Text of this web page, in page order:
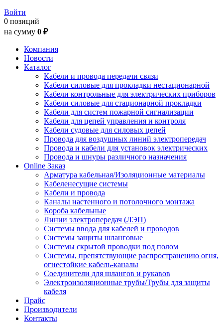
Войти
0 позиций
на сумму 0 ₽
Компания
Новости
Каталог
Кабели и провода передачи связи
Кабели силовые для прокладки нестационарной
Кабели контрольные для электрических приборов
Кабели силовые для стационарной прокладки
Кабели для систем пожарной сигнализации
Кабели для цепей управления и контроля
Кабели судовые для силовых цепей
Провода для воздушных линий электропередач
Провода и кабели для установок электрических
Провода и шнуры различного назначения
Online Заказ
Арматура кабельная/Изоляционные материалы
Кабеленесущие системы
Кабели и провода
Каналы настенного и потолочного монтажа
Короба кабельные
Линии электропередач (ЛЭП)
Системы ввода для кабелей и проводов
Системы защиты шланговые
Системы скрытой проводки под полом
Системы, препятствующие распространению огня,
огнестойкие кабель-каналы
Соединители для шлангов и рукавов
Электроизоляционные трубы/Трубы для защиты
кабеля
Прайс
Производители
Контакты